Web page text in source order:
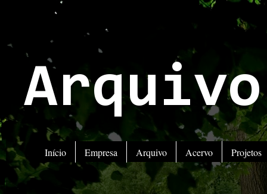
Início Empresa Arquivo Acervo Projetos